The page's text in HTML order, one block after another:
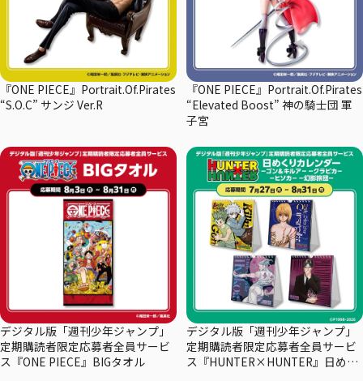
『ONE PIECE』Portrait.Of.Pirates
“S.O.C” サンジ Ver.R
『ONE PIECE』Portrait.Of.Pirates
“Elevated Boost” 神の騎士団 軍
子宮
デジタル版「週刊少年ジャンプ」
定期購読者限定応募者全員サービ
ス『ONE PIECE』BIGタオル
デジタル版「週刊少年ジャンプ」
定期購読者限定応募者全員サービ
ス『HUNTER×HUNTER』日めく